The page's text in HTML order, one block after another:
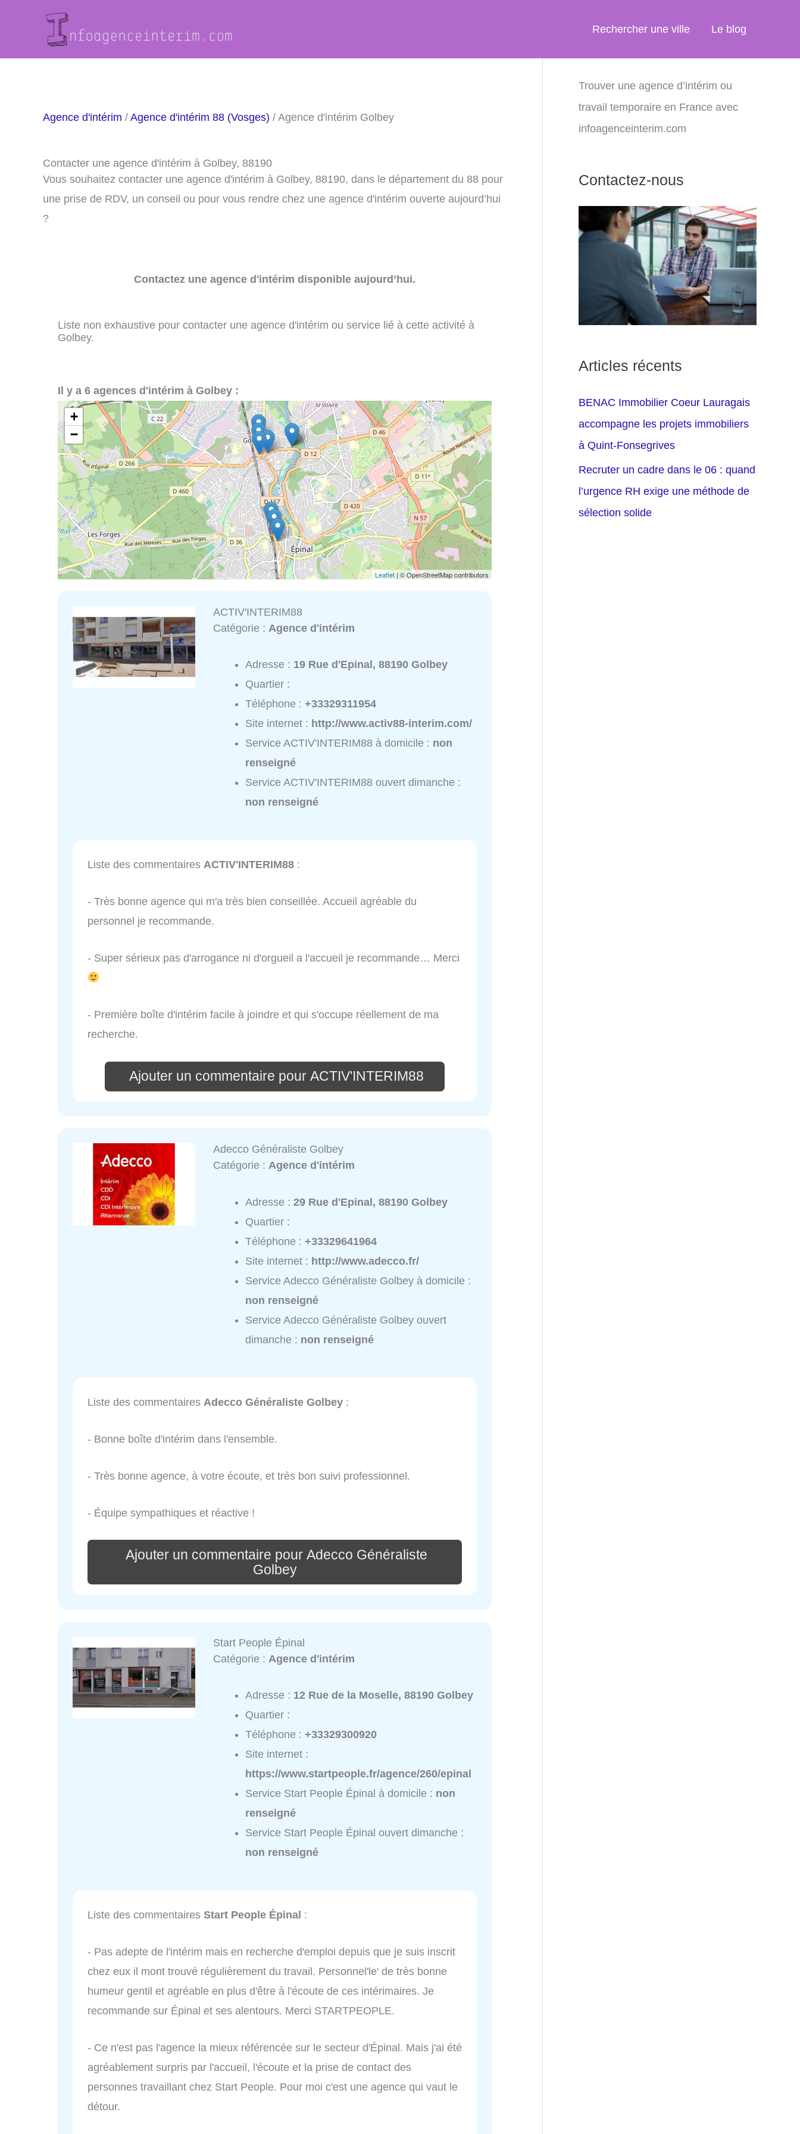
Rechercher une ville Le blog
Agence d'intérim / Agence d'intérim 88 (Vosges) / Agence d'intérim Golbey
Contacter une agence d'intérim à Golbey, 88190
Vous souhaitez contacter une agence d'intérim à Golbey, 88190, dans le département du 88 pour
une prise de RDV, un conseil ou pour vous rendre chez une agence d'intérim ouverte aujourd’hui
?
Contactez une agence d'intérim disponible aujourd’hui.
Liste non exhaustive pour contacter une agence d'intérim ou service lié à cette activité à
Golbey.
Il y a 6 agences d'intérim à Golbey :
+
−
Leaflet | © OpenStreetMap contributors
ACTIV'INTERIM88
Catégorie : Agence d'intérim
Adresse : 19 Rue d'Epinal, 88190 Golbey
Quartier :
Téléphone :+33329311954
Site internet : http://www.activ88-interim.com/
Service ACTIV'INTERIM88 à domicile : non
renseigné
Service ACTIV'INTERIM88 ouvert dimanche :
non renseigné
Liste des commentaires ACTIV'INTERIM88 :
- Très bonne agence qui m'a très bien conseillée. Accueil agréable du
personnel je recommande.
- Super sérieux pas d'arrogance ni d'orgueil a l'accueil je recommande… Merci
- Première boîte d'intérim facile à joindre et qui s'occupe réellement de ma
recherche.
Ajouter un commentaire pour ACTIV'INTERIM88
Adecco Généraliste Golbey
Catégorie :Agence d'intérim
Adresse :29 Rue d'Epinal, 88190 Golbey
Quartier :
Téléphone :+33329641964
Site internet : http://www.adecco.fr/
Service Adecco Généraliste Golbey à domicile :
non renseigné
Service Adecco Généraliste Golbey ouvert
dimanche : non renseigné
Liste des commentaires Adecco Généraliste Golbey :
- Bonne boîte d'intérim dans l'ensemble.
- Très bonne agence, à votre écoute, et très bon suivi professionnel.
- Équipe sympathiques et réactive !
Ajouter un commentaire pour Adecco Généraliste
Golbey
Start People Épinal
Catégorie : Agence d'intérim
Adresse : 12 Rue de la Moselle, 88190 Golbey
Quartier :
Téléphone :+33329300920
Site internet :
https://www.startpeople.fr/agence/260/epinal
Service Start People Épinal à domicile : non
renseigné
Service Start People Épinal ouvert dimanche :
non renseigné
Liste des commentaires Start People Épinal :
- Pas adepte de l'intérim mais en recherche d'emploi depuis que je suis inscrit
chez eux il mont trouvé régulièrement du travail. Personnel'le' de très bonne
humeur gentil et agréable en plus d'être à l'écoute de ces intérimaires. Je
recommande sur Épinal et ses alentours. Merci STARTPEOPLE.
- Ce n'est pas l'agence la mieux référencée sur le secteur d'Épinal. Mais j'ai été
agréablement surpris par l'accueil, l'écoute et la prise de contact des
personnes travaillant chez Start People. Pour moi c'est une agence qui vaut le
détour.
Trouver une agence d’intérim ou
travail temporaire en France avec
infoagenceinterim.com
Contactez-nous
Articles récents
BENAC Immobilier Coeur Lauragais
accompagne les projets immobiliers
à Quint-Fonsegrives
Recruter un cadre dans le 06 : quand
l’urgence RH exige une méthode de
sélection solide